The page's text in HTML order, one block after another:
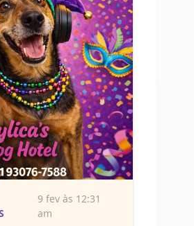
9 fev às 12:31
am